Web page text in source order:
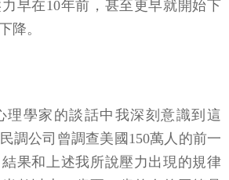
果和上述我所說壓力出現的規律
數以上18歲至50歲的人的回答是
的壓力；從50歲到70歲，則大約